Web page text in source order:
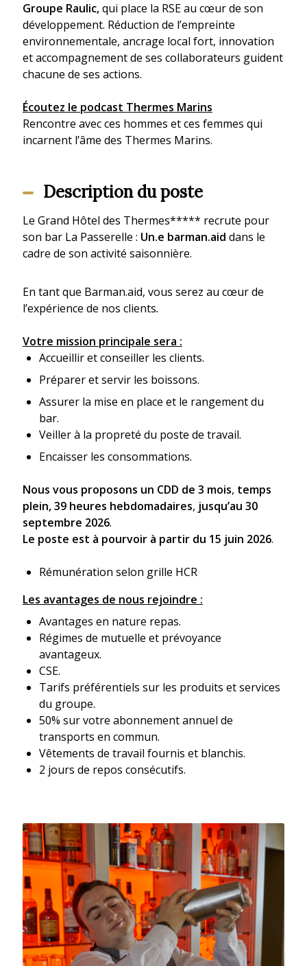
Groupe Raulic,qui place la RSE au cœur de son
développement. Réduction de l’empreinte
environnementale, ancrage local fort, innovation
et accompagnement de ses collaborateurs guident
chacune de ses actions.
Écoutez le podcast Thermes Marins
Rencontre avec ces hommes et ces femmes qui
incarnent l’âme des Thermes Marins.
Description du poste
Le Grand Hôtel des Thermes***** recrute pour
son bar La Passerelle : Un.e barman.aid dans le
cadre de son activité saisonnière.
En tant que Barman.aid, vous serez au cœur de
l’expérience de nos clients.
Votre mission principale sera :
Accueillir et conseiller les clients.
Préparer et servir les boissons.
Assurer la mise en place et le rangement du
bar.
Veiller à la propreté du poste de travail.
Encaisser les consommations.
Nous vous proposons un CDD de 3 mois, temps
plein, 39 heures hebdomadaires, jusqu’au 30
septembre 2026.
Le poste est à pourvoir à partir du 15 juin 2026.
Rémunération selon grille HCR
Les avantages de nous rejoindre :
Avantages en nature repas.
Régimes de mutuelle et prévoyance
avantageux.
CSE.
Tarifs préférentiels sur les produits et services
du groupe.
50% sur votre abonnement annuel de
transports en commun.
Vêtements de travail fournis et blanchis.
2 jours de repos consécutifs.